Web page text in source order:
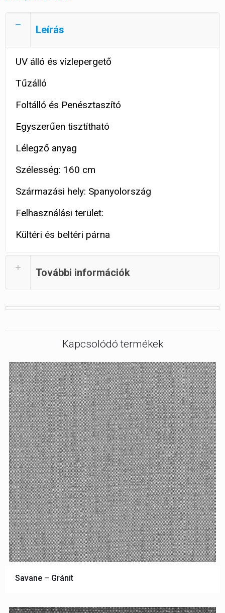
Leírás
UV álló és vízlepergető
Tűzálló
Foltálló és Penésztaszító
Egyszerűen tisztítható
Lélegző anyag
Szélesség: 160 cm
Származási hely: Spanyolország
Felhasználási terület:
Kültéri és beltéri párna
További információk
Kapcsolódó termékek
Savane – Gránit